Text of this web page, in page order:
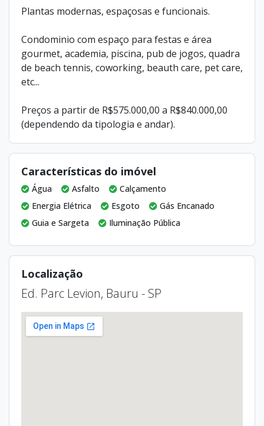
Plantas modernas, espaçosas e funcionais.
Condominio com espaço para festas e área
gourmet, academia, piscina, pub de jogos, quadra
de beach tennis, coworking, beauth care, pet care,
etc...
Preços a partir de R$575.000,00 a R$840.000,00
(dependendo da tipologia e andar).
Características do imóvel
Água Asfalto
Calçamento
Energia Elétrica
Esgoto
Gás Encanado
Guia e Sargeta
Iluminação Pública
Localização
Ed. Parc Levion, Bauru - SP